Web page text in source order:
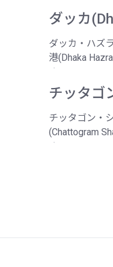
ダッカ
ダッカ・ハズ
港(Dhaka
チッタゴ
チッタゴン・
(Chattogram